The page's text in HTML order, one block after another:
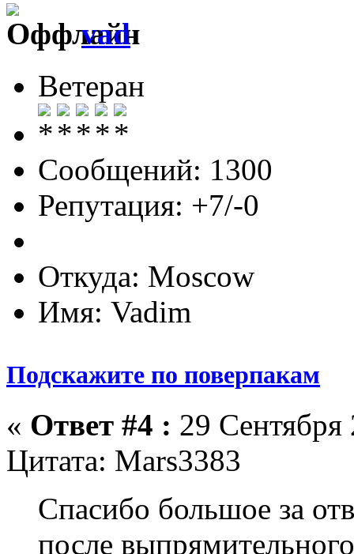
vad
Ветеран
Сообщений: 1300
Репутация: +7/-0
Откуда: Moscow
Имя: Vadim
Подскажите по поверпакам
« Ответ #4 : 29
Цитата: Mars3383
Спасибо большое за
после